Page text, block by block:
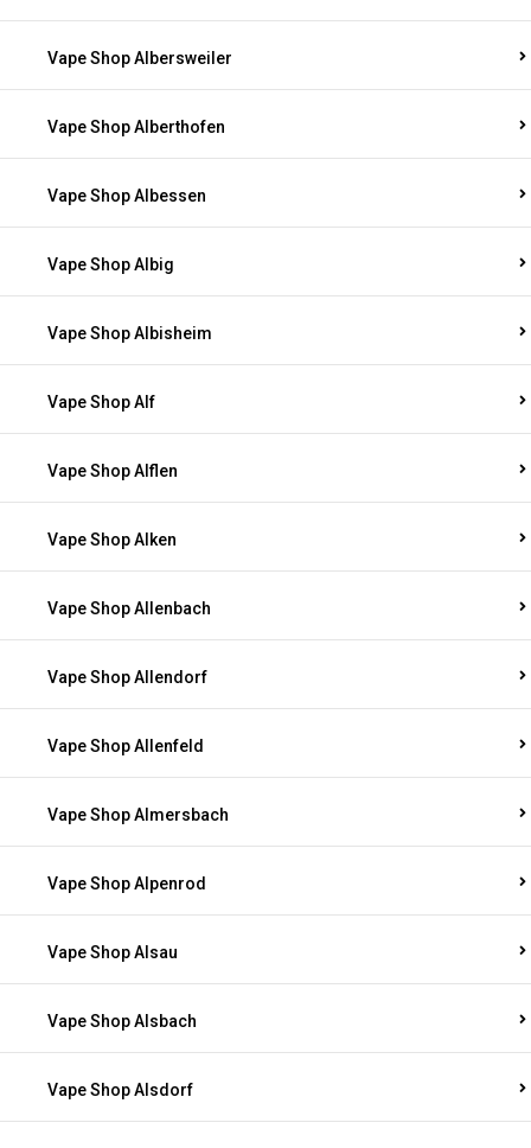
Vape Shop Albersweiler
Vape Shop Alberthofen
Vape Shop Albessen
Vape Shop Albig
Vape Shop Albisheim
Vape Shop Alf
Vape Shop Alflen
Vape Shop Alken
Vape Shop Allenbach
Vape Shop Allendorf
Vape Shop Allenfeld
Vape Shop Almersbach
Vape Shop Alpenrod
Vape Shop Alsau
Vape Shop Alsbach
Vape Shop Alsdorf